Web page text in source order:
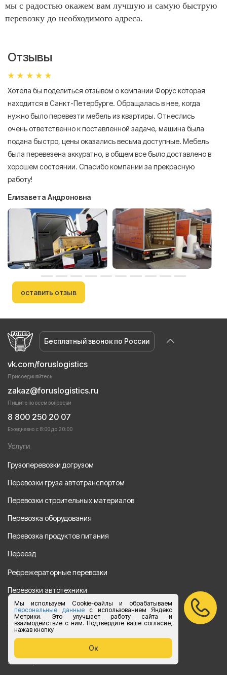
Мы используем Cookie-файлы и обрабатываем
персональные данныес использованием Яндекс
Метрики. Это улучшает работу сайта и
взаимодействие с ним. Подтвердите ваше согласие,
нажав кнопку
Ок
мы с радостью окажем вам лучшую и самую быструю
перевозку до необходимого адреса.
Отзывы
Хотела бы поделиться отзывом о компании Форус которая
находится в Санкт-Петербурге. Обращалась в нее, когда
нужно было перевезти мебель из квартиры. Отнеслись
очень ответственно к поставленной задаче, машина была
подана быстро, цены оказались весьма доступные. Мебель
была перевезена аккуратно, в общем все было доставлено в
хорошем состоянии. Спасибо компании за прекрасную
работу!
Елизавета Андроновна
оставить отзыв
Бесплатный звонок по России
vk.com/foruslogistics
Присоединяйтесь
zakaz@foruslogistics.ru
Пишите по всем вопросаи
8 800 250 20 07
Ежедневно с 8:00 до 20:00
Услуги
Грузоперевозки догрузом
Перевозки груза автотранспортом
Перевозки строительных материалов
Перевозка оборудования
Перевозка продуктов питания
Переезд
Рефрежераторные перевозки
Перевозки автотехники
Перевозка алкогольной продукции
Упаковка груза
Наши направления
Клиенту